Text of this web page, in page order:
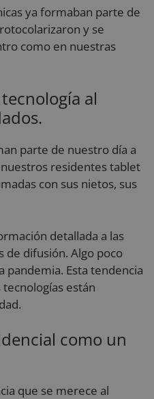
ya formaban parte de
y se
como en nuestras
al
parte de nuestro día a
residentes tablet
con sus nietos, sus
detallada a las
de difusión. Algo poco
pandemia. Esta tendencia
están
como un
que se merece al